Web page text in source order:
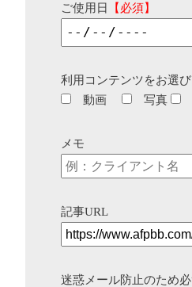
ご使用日 【必須】
利用コンテンツをお選
動画
写真
メモ
記事URL
迷惑メール防止のため